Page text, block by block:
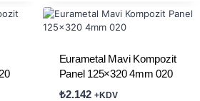
Eurametal Mavi Kompozit
Panel 125×320 4mm 020
₺2.142 +KDV